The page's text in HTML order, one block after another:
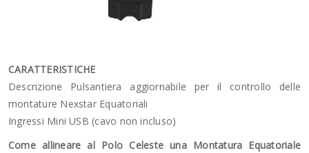
CARATTERISTICHE
Descrizione Pulsantiera aggiornabile per il controllo delle
montature Nexstar Equatoriali
Ingressi Mini USB (cavo non incluso)
Come allineare al Polo Celeste una Montatura Equatoriale